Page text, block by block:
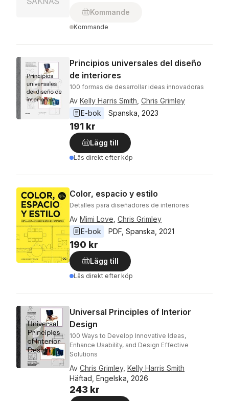
Kommande
Kommande
Principios universales del diseño
de interiores
100 formas de desarrollar ideas innovadoras
Av Kelly Harris Smith Chris Grimley
E-bok
Spanska 2023
191 kr
Lägg till
Läs direkt efter köp
Color, espacio y estilo
Detalles para diseñadores de interiores
Av Mimi Love Chris Grimley
E-bok
PDF Spanska 2021
190 kr
Lägg till
Läs direkt efter köp
Universal Principles of Interior
Design
100 Ways to Develop Innovative Ideas,
Enhance Usability, and Design Effective
Solutions
Av Chris Grimley, Kelly Harris Smith
Häftad, Engelska, 2026
243 kr